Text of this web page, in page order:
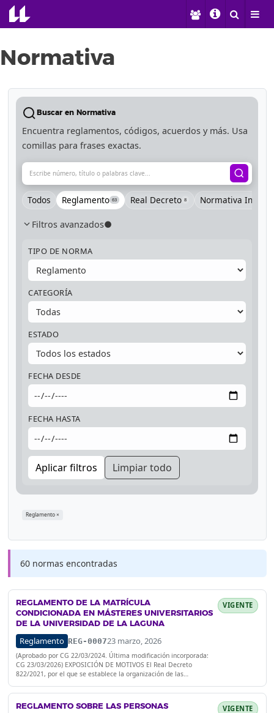
Normativa
Buscar en Normativa
Encuentra reglamentos, códigos, acuerdos y más. Usa
comillas para frases exactas.
Todos Reglamento 63 Real Decreto 8 Normativa Interna
Filtros avanzados●
TIPO DE NORMA
CATEGORÍA
ESTADO
FECHA DESDE
FECHA HASTA
Aplicar filtros Limpiar todo
Reglamento×
60 normas encontradas
REGLAMENTO DE LA MATRÍCULA
CONDICIONADA EN MÁSTERES UNIVERSITARIOS
DE LA UNIVERSIDAD DE LA LAGUNA
Reglamento REG-000723 marzo, 2026
(Aprobado por CG 22/03/2024. Última modificación incorporada:
CG 23/03/2026) EXPOSICIÓN DE MOTIVOS El Real Decreto
822/2021, por el que se establece la organización de las…
VIGENTE
REGLAMENTO SOBRE LAS PERSONAS
VIGENTE